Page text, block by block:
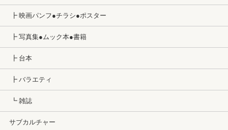
┣ 映画パンフ●チラシ●ポスター
┣ 写真集●ムック本●書籍
┣ 台本
┣ バラエティ
┗ 雑誌
サブカルチャー